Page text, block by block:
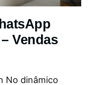
Vendas
No dinâmico